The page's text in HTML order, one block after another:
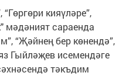
кияүләре”,
мәдәният сараенда
“Җәйнең бер көнендә”,
Гыйләҗев исемендәге
тәкъдим